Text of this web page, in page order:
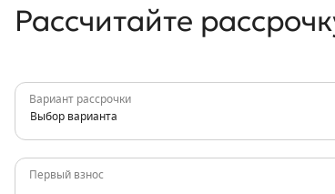
Рассчитайте
Вариант рассрочки
Выбор варианта
Первый взнос